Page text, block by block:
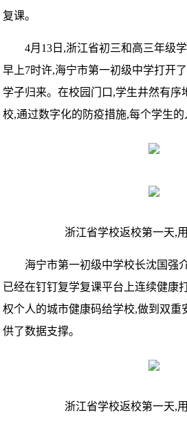
复课。
4月13日,浙江省初三和高三年级
早上7时许,海宁市第一初级中学打开
学子归来。在校园门口,学生井然有序
校,通过数字化的防疫措施,每个学生的
浙江省学校返校第一天,
海宁市第一初级中学校长沈国强
已经在钉钉复学复课平台上连续健康
权个人的城市健康码给学校,做到双重
供了数据支撑。
浙江省学校返校第一天,